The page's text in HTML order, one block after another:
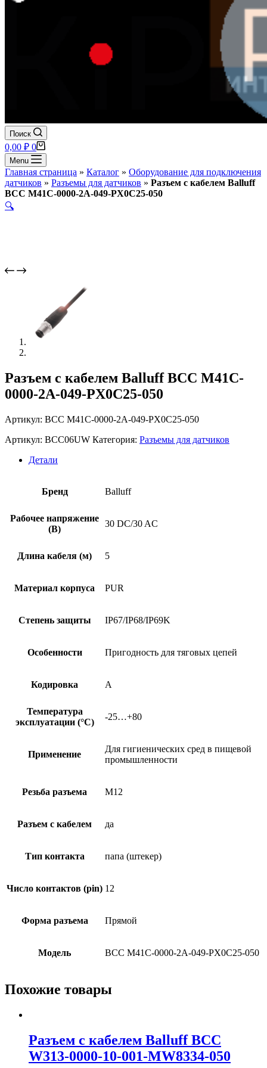
Поиск
Корзина
0,00 ₽ 0
Menu
Главная страница » Каталог » Оборудование для подключения
датчиков » Разъемы для датчиков » Разъем с кабелем Balluff
BCC M41C-0000-2A-049-PX0C25-050
🔍
Разъем с кабелем Balluff BCC M41C-
0000-2A-049-PX0C25-050
Артикул: BCC M41C-0000-2A-049-PX0C25-050
Артикул: BCC06UW Категория: Разъемы для датчиков
Детали
Бренд Balluff
Рабочее напряжение
(В)
30 DC/30 AC
Длина кабеля (м) 5
Материал корпуса PUR
Степень защиты IP67/IP68/IP69K
Особенности Пригодность для тяговых цепей
Кодировка A
Температура
эксплуатации (°C)
-25…+80
Применение
Для гигиенических сред в пищевой
промышленности
Резьба разъема M12
Разъем с кабелем да
Тип контакта папа (штекер)
Число контактов (pin) 12
Форма разъема Прямой
Модель BCC M41C-0000-2A-049-PX0C25-050
Похожие товары
Разъем с кабелем Balluff BCC
W313-0000-10-001-MW8334-050